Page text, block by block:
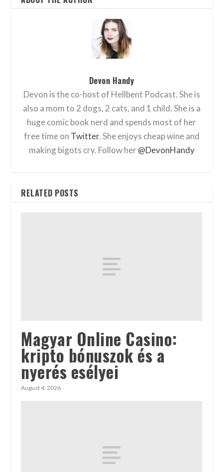
Devon Handy
Devon is the co-host of Hellbent Podcast. She is
also a mom to 2 dogs, 2 cats, and 1 child. She is a
huge comic book nerd and spends most of her
free time on Twitter. She enjoys cheap wine and
making bigots cry. Follow her @DevonHandy
RELATED POSTS
Magyar Online Casino:
kripto bónuszok és a
nyerés esélyei
August 4, 2026